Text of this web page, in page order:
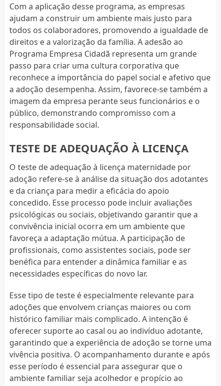
Com a aplicação desse programa, as empresas
ajudam a construir um ambiente mais justo para
todos os colaboradores, promovendo a igualdade de
direitos e a valorização da família. A adesão ao
Programa Empresa Cidadã representa um grande
passo para criar uma cultura corporativa que
reconhece a importância do papel social e afetivo que
a adoção desempenha. Assim, favorece-se também a
imagem da empresa perante seus funcionários e o
público, demonstrando compromisso com a
responsabilidade social.
TESTE DE ADEQUAÇÃO À LICENÇA
O teste de adequação à licença maternidade por
adoção refere-se à análise da situação dos adotantes
e da criança para medir a eficácia do apoio
concedido. Esse processo pode incluir avaliações
psicológicas ou sociais, objetivando garantir que a
convivência inicial ocorra em um ambiente que
favoreça a adaptação mútua. A participação de
profissionais, como assistentes sociais, pode ser
benéfica para entender a dinâmica familiar e as
necessidades específicas do novo lar.
Esse tipo de teste é especialmente relevante para
adoções que envolvem crianças maiores ou com
histórico familiar mais complicado. A intenção é
oferecer suporte ao casal ou ao indivíduo adotante,
garantindo que a experiência de adoção se torne uma
vivência positiva. O acompanhamento durante e após
esse período é essencial para assegurar que o
ambiente familiar seja acolhedor e propício ao